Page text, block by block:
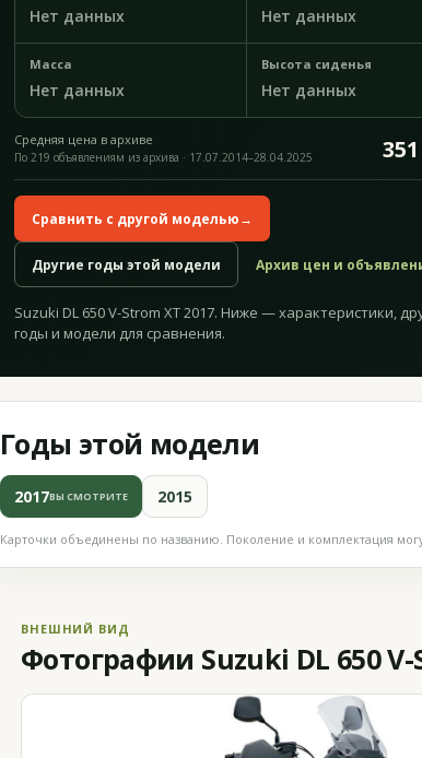
Нет данных Нет данных
Масса
Нет данных
Высота сиденья
Нет данных
Средняя цена в архиве
По 219 объявлениям из архива · 17.07.2014–28.04.2025
Сравнить с другой моделью→
Другие годы этой модели Архив цен и
Suzuki DL 650 V-Strom XT 2017. Ниже — характеристики,
годы и модели для сравнения.
Годы этой модели
2017ВЫ СМОТРИТЕ 2015
Карточки объединены по названию. Поколение и комплектация
ВНЕШНИЙ ВИД
Фотографии Suzuki DL 650 V-